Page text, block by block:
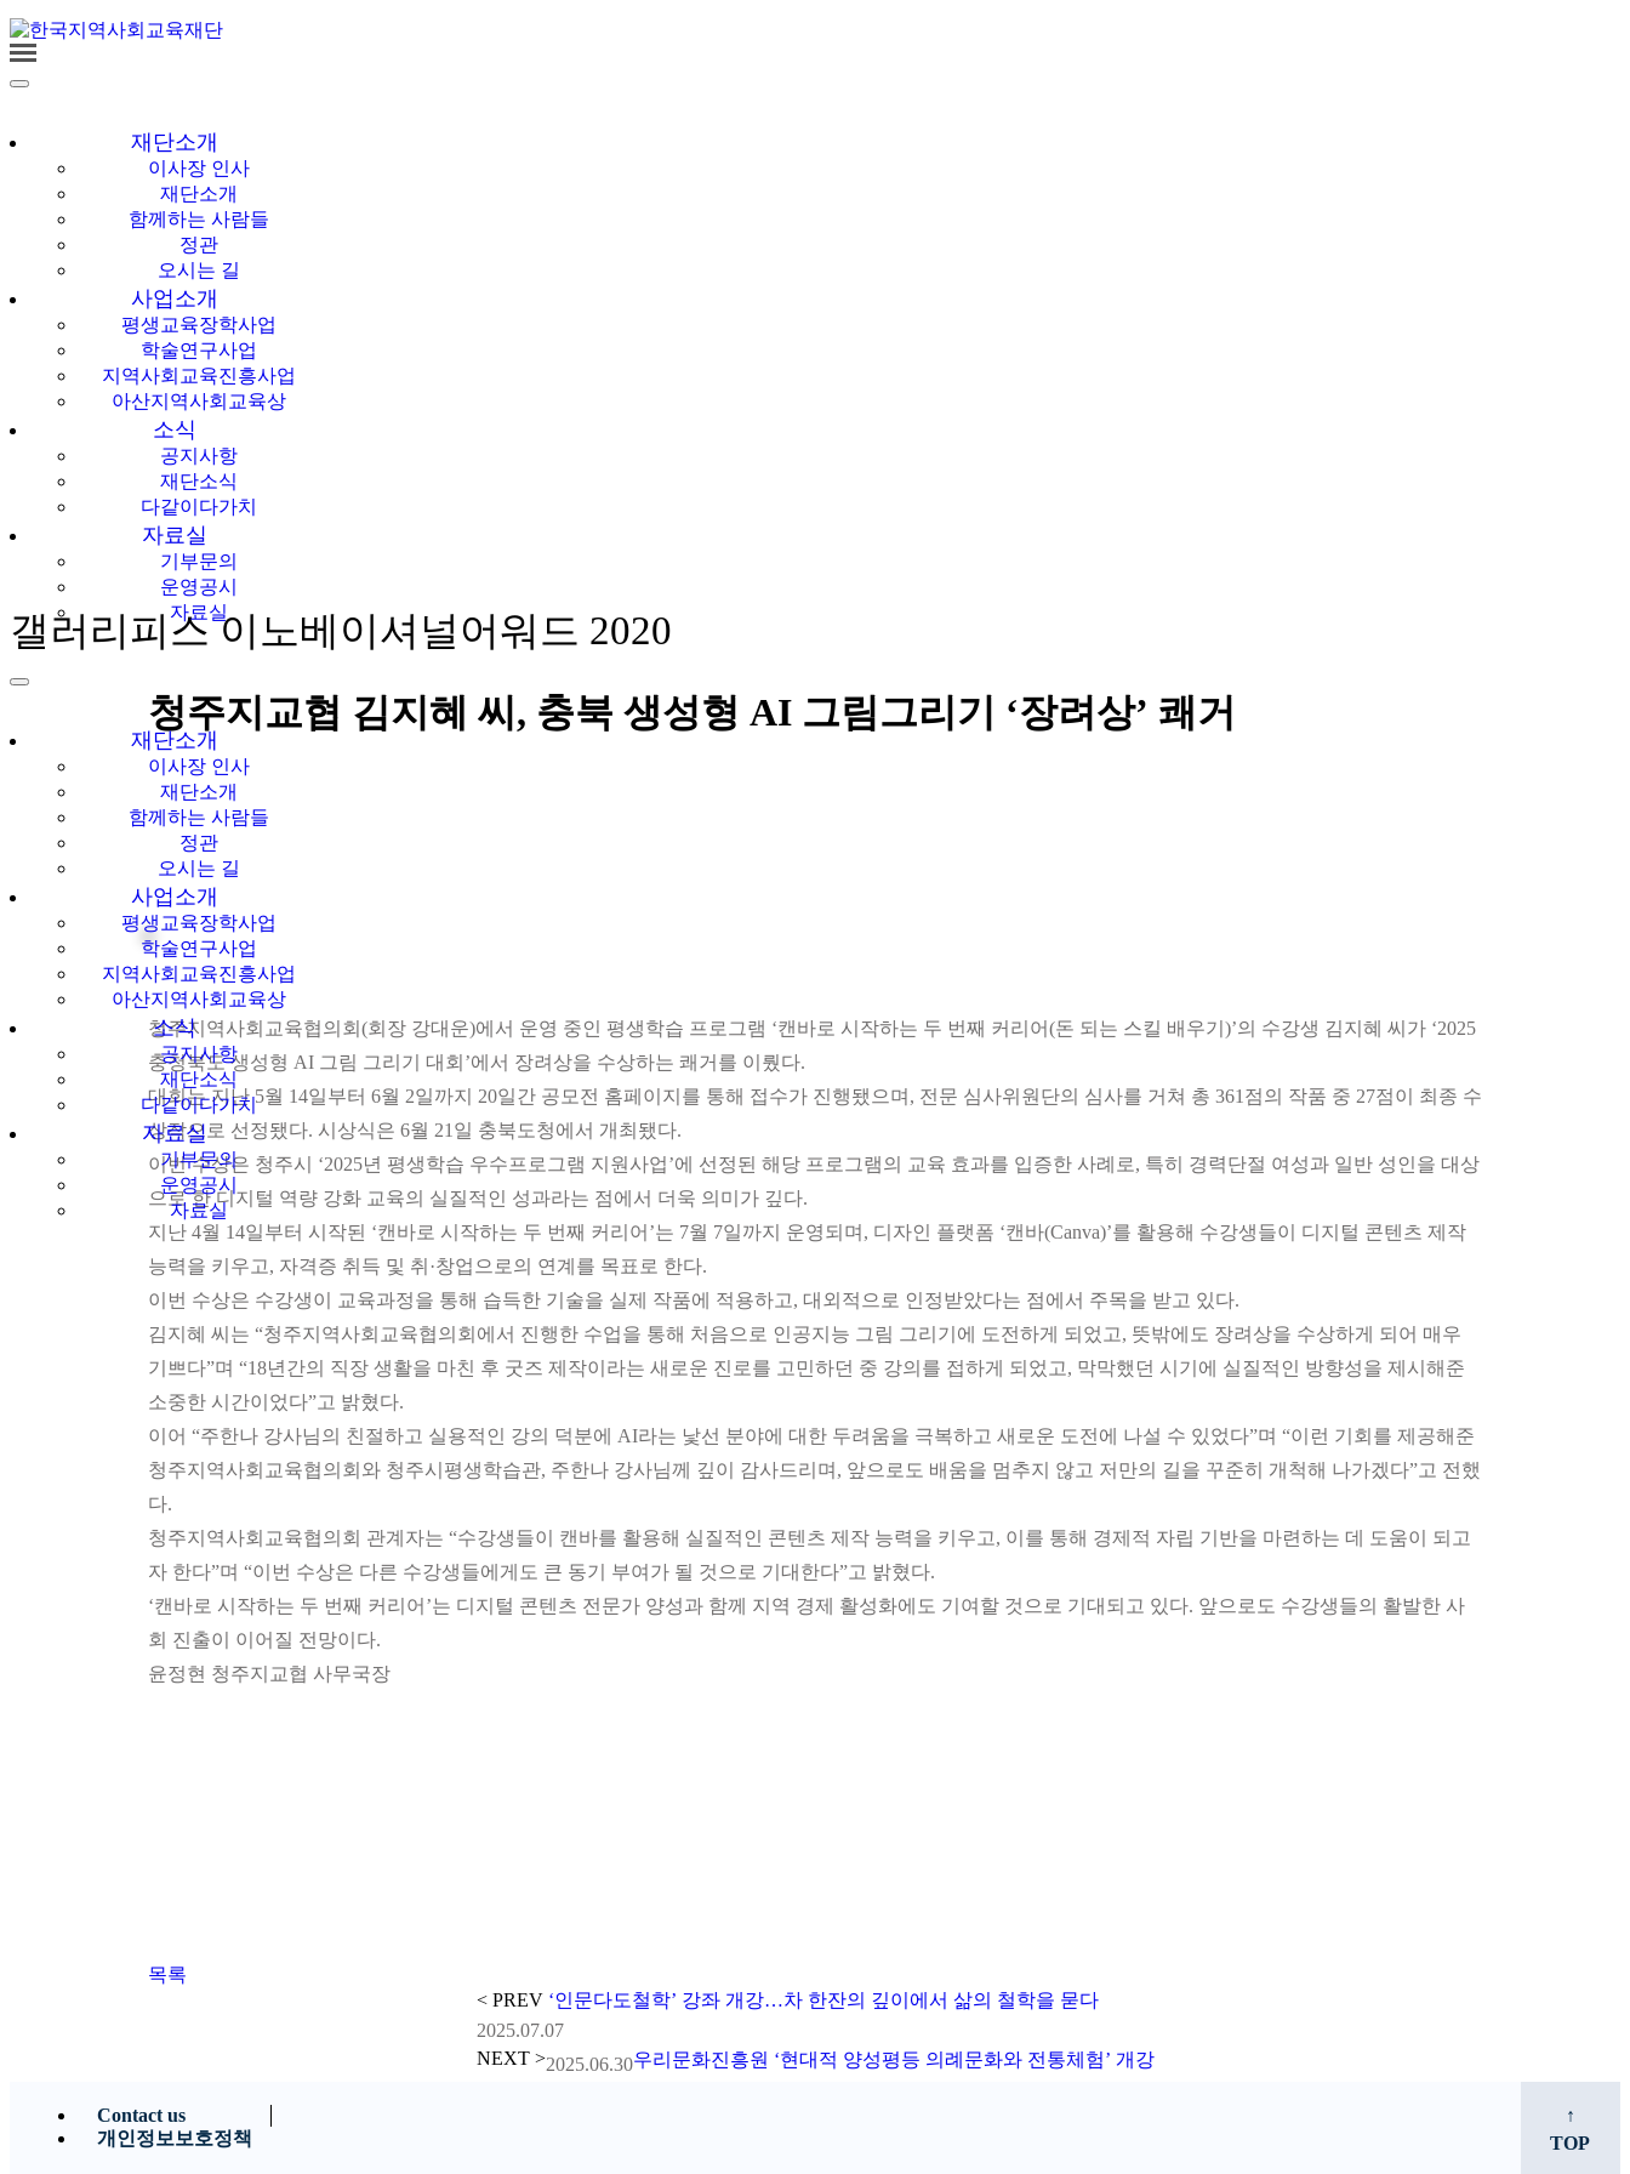
한국지역사회교육
재단
재단소개
이사장 인사
재단소개
함께하는 사람들
정관
오시는 길
사업소개
평생교육장학사업
학술연구사업
지역사회교육진흥사업
아산지역사회교육상
소식
공지사항
재단소식
다같이다가치
자료실
기부문의
운영공시
자료실
재단소개
이사장 인사
재단소개
함께하는 사람들
정관
오시는 길
사업소개
평생교육장학사업
학술연구사업
지역사회교육진흥사업
아산지역사회교육상
소식
공지사항
재단소식
다같이다가치
자료실
기부문의
운영공시
자료실
갤러리피스 이노베이셔널어워드 2020
청주지교협 김지혜 씨, 충북 생성형 AI 그림그리기 ‘장려상’ 쾌거
청주지역사회교육협의회(회장 강대운)에서 운영 중인 평생학습 프로그램 ‘캔바로 시작하는 두 번째 커리어(돈 되는 스킬 배우기)’의 수강생 김지혜 씨가 ‘2025
충청북도 생성형 AI 그림 그리기 대회’에서 장려상을 수상하는 쾌거를 이뤘다.
대회는 지난 5월 14일부터 6월 2일까지 20일간 공모전 홈페이지를 통해 접수가 진행됐으며, 전문 심사위원단의 심사를 거쳐 총 361점의 작품 중 27점이 최종 수
상작으로 선정됐다. 시상식은 6월 21일 충북도청에서 개최됐다.
이번 수상은 청주시 ‘2025년 평생학습 우수프로그램 지원사업’에 선정된 해당 프로그램의 교육 효과를 입증한 사례로, 특히 경력단절 여성과 일반 성인을 대상
으로 한 디지털 역량 강화 교육의 실질적인 성과라는 점에서 더욱 의미가 깊다.
지난 4월 14일부터 시작된 ‘캔바로 시작하는 두 번째 커리어’는 7월 7일까지 운영되며, 디자인 플랫폼 ‘캔바(Canva)’를 활용해 수강생들이 디지털 콘텐츠 제작
능력을 키우고, 자격증 취득 및 취·창업으로의 연계를 목표로 한다.
이번 수상은 수강생이 교육과정을 통해 습득한 기술을 실제 작품에 적용하고, 대외적으로 인정받았다는 점에서 주목을 받고 있다.
김지혜 씨는 “청주지역사회교육협의회에서 진행한 수업을 통해 처음으로 인공지능 그림 그리기에 도전하게 되었고, 뜻밖에도 장려상을 수상하게 되어 매우
기쁘다”며 “18년간의 직장 생활을 마친 후 굿즈 제작이라는 새로운 진로를 고민하던 중 강의를 접하게 되었고, 막막했던 시기에 실질적인 방향성을 제시해준
소중한 시간이었다”고 밝혔다.
이어 “주한나 강사님의 친절하고 실용적인 강의 덕분에 AI라는 낯선 분야에 대한 두려움을 극복하고 새로운 도전에 나설 수 있었다”며 “이런 기회를 제공해준
청주지역사회교육협의회와 청주시평생학습관, 주한나 강사님께 깊이 감사드리며, 앞으로도 배움을 멈추지 않고 저만의 길을 꾸준히 개척해 나가겠다”고 전했
다.
청주지역사회교육협의회 관계자는 “수강생들이 캔바를 활용해 실질적인 콘텐츠 제작 능력을 키우고, 이를 통해 경제적 자립 기반을 마련하는 데 도움이 되고
자 한다”며 “이번 수상은 다른 수강생들에게도 큰 동기 부여가 될 것으로 기대한다”고 밝혔다.
‘캔바로 시작하는 두 번째 커리어’는 디지털 콘텐츠 전문가 양성과 함께 지역 경제 활성화에도 기여할 것으로 기대되고 있다. 앞으로도 수강생들의 활발한 사
회 진출이 이어질 전망이다.
윤정현 청주지교협 사무국장
목록
< PREV ‘인문다도철학’ 강좌 개강…차 한잔의 깊이에서 삶의 철학을 묻다
2025.07.07
NEXT >
우리문화진흥원 ‘현대적 양성평등 의례문화와 전통체험’ 개강
2025.06.30
Contact us
개인정보보호정책
↑
TOP